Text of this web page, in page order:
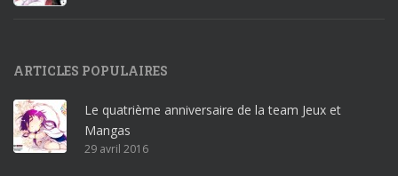
1
r
o
ff
i
ARTICLES POPULAIRES
Le quatrième anniversaire de la team Jeux et
Mangas
29 avril 2016